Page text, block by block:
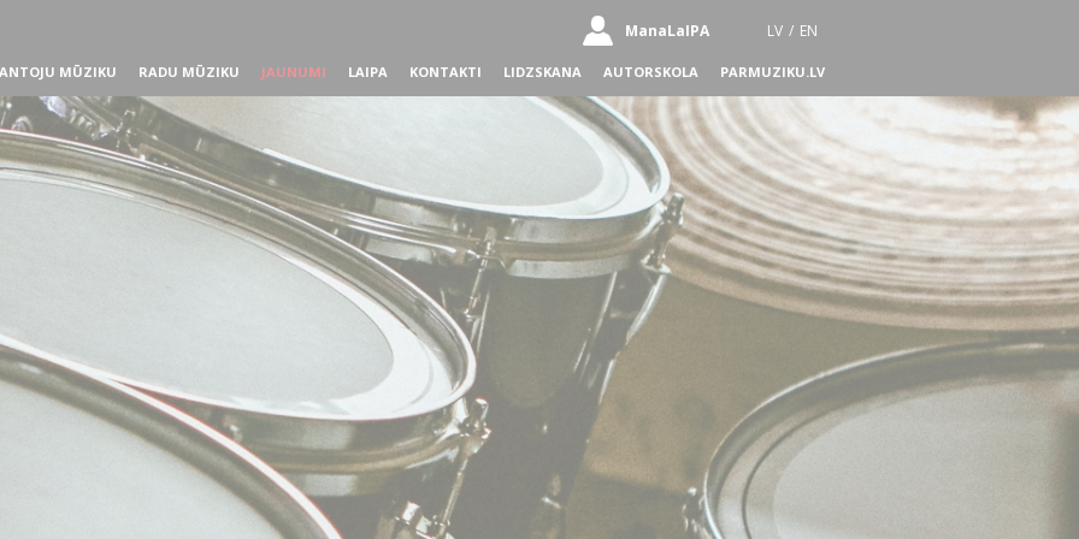
ManaLaIPA LV / EN
MŪZIKU RADU MŪZIKU JAUNUMI LAIPA KONTAKTI LIDZSKANA AUTORSKOLA PARMUZIKU.LV